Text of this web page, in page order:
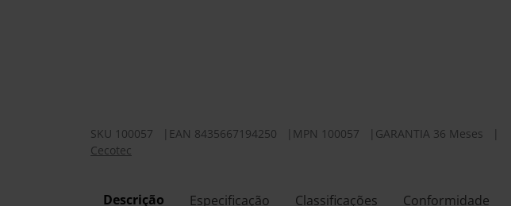
SKU 100057 EAN 8435667194250 MPN 100057 GARANTIA 36 Meses
Cecotec
Descrição Especificação Classificações Conformidade